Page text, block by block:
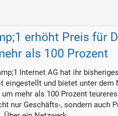
erhöht Preis für
als 100 Prozent
Internet AG hat ihr
eingestellt und bietet unter dem
um mehr als 100 Prozent
nur Geschäfts-, sondern auch